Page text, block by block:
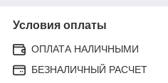
Условия оплаты
ОПЛАТА НАЛИЧНЫМИ
БЕЗНАЛИЧНЫЙ РАСЧЕТ